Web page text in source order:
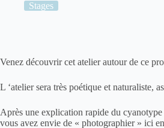
Stages
Venez découvrir cet atelier autour de ce
L ‘atelier sera très poétique et naturaliste,
Après une explication rapide du
vous avez envie de « photographier » ici